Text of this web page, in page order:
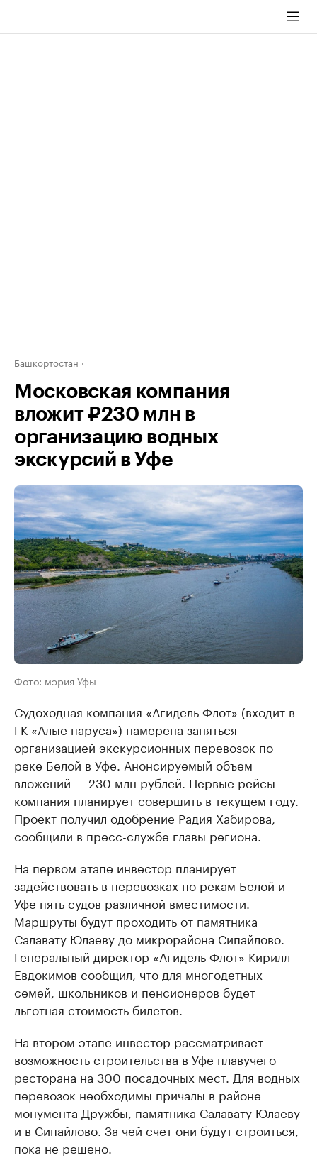
Башкортостан
Московская компания
вложит ₽230 млн в
организацию водных
экскурсий в Уфе
Фото: мэрия Уфы
Судоходная компания «Агидель Флот» (входит в
ГК «Алые паруса») намерена заняться
организацией экскурсионных перевозок по
реке Белой в Уфе. Анонсируемый объем
вложений — 230 млн рублей. Первые рейсы
компания планирует совершить в текущем году.
Проект получил одобрение Радия Хабирова,
сообщили в пресс-службе главы региона.
На первом этапе инвестор планирует
задействовать в перевозках по рекам Белой и
Уфе пять судов различной вместимости.
Маршруты будут проходить от памятника
Салавату Юлаеву до микрорайона Сипайлово.
Генеральный директор «Агидель Флот» Кирилл
Евдокимов сообщил, что для многодетных
семей, школьников и пенсионеров будет
льготная стоимость билетов.
На втором этапе инвестор рассматривает
возможность строительства в Уфе плавучего
ресторана на 300 посадочных мест. Для водных
перевозок необходимы причалы в районе
монумента Дружбы, памятника Салавату Юлаеву
и в Сипайлово. За чей счет они будут строиться,
пока не решено.